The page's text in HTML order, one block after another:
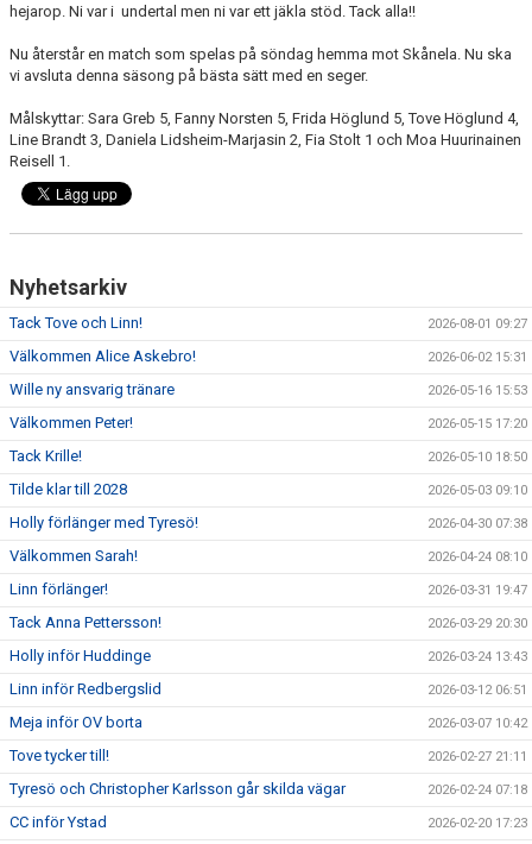
hejarop. Ni var i undertal men ni var ett jäkla stöd. Tack alla!!
Nu återstår en match som spelas på söndag hemma mot Skånela. Nu ska
vi avsluta denna säsong på bästa sätt med en seger.
Målskyttar: Sara Greb 5, Fanny Norsten 5, Frida Höglund 5, Tove Höglund 4,
Line Brandt 3, Daniela Lidsheim-Marjasin 2, Fia Stolt 1 och Moa Huurinainen
Reisell 1.
Nyhetsarkiv
Tack Tove och Linn! 2026-08-01 09:27
Välkommen Alice Askebro! 2026-06-02 15:31
Wille ny ansvarig tränare 2026-05-16 15:53
Välkommen Peter! 2026-05-15 17:20
Tack Krille! 2026-05-10 18:50
Tilde klar till 2028 2026-05-03 09:10
Holly förlänger med Tyresö! 2026-04-30 07:38
Välkommen Sarah! 2026-04-24 08:10
Linn förlänger! 2026-03-31 19:47
Tack Anna Pettersson! 2026-03-29 20:30
Holly inför Huddinge 2026-03-24 13:43
Linn inför Redbergslid 2026-03-12 06:51
Meja inför OV borta 2026-03-07 10:42
Tove tycker till! 2026-02-27 21:11
Tyresö och Christopher Karlsson går skilda vägar 2026-02-24 07:18
CC inför Ystad 2026-02-20 17:23